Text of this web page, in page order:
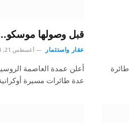
أعلنت وزارة الدفاع الروسية في بيان يوم الأربعاء، أن أنظمة الدفاع الجوي دمرت 45 طائرة
قبل وصولها موسكو.. روسيا
عقار واستثمار أغسطس 21, 2024
أعلن عمدة العاصمة
عدة طائرات مسيرة